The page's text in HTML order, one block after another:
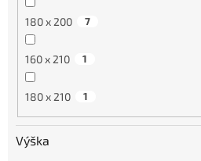
180 x 200 7
160 x 210 1
180 x 210 1
Výška